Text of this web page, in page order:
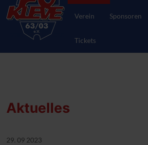
Verein Sponsoren
Tickets
Aktuelles
29. 09 2023